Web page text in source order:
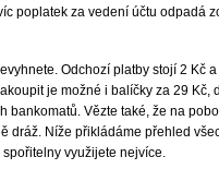
poplatek za vedení účtu odpadá
Odchozí platby stojí 2 Kč
je možné i balíčky za 29 Kč,
bankomatů. Vězte také, že na
dráž. Níže přikládáme přehled
využijete nejvíce.